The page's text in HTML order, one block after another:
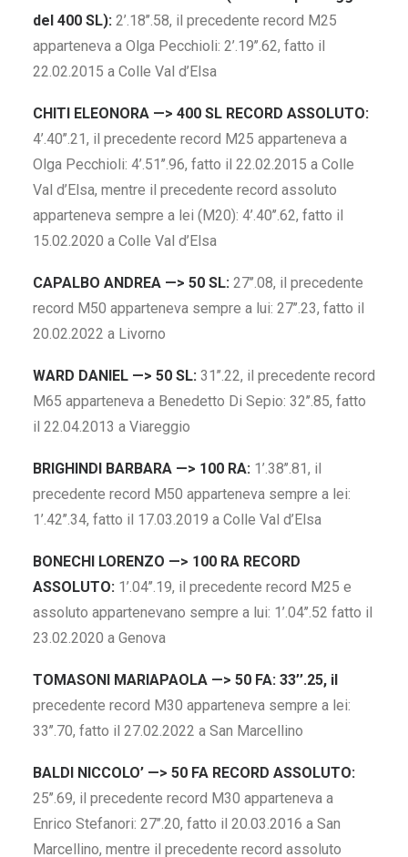
del 400 SL): 2’.18’’.58, il precedente record M25
apparteneva a Olga Pecchioli: 2’.19’’.62, fatto il
22.02.2015 a Colle Val d’Elsa
CHITI ELEONORA —> 400 SL RECORD ASSOLUTO:
4’.40’’.21, il precedente record M25 apparteneva a
Olga Pecchioli: 4’.51’’.96, fatto il 22.02.2015 a Colle
Val d’Elsa, mentre il precedente record assoluto
apparteneva sempre a lei (M20): 4’.40’’.62, fatto il
15.02.2020 a Colle Val d’Elsa
CAPALBO ANDREA —> 50 SL: 27’’.08, il precedente
record M50 apparteneva sempre a lui: 27’’.23, fatto il
20.02.2022 a Livorno
WARD DANIEL —> 50 SL: 31’’.22, il precedente record
M65 apparteneva a Benedetto Di Sepio: 32’’.85, fatto
il 22.04.2013 a Viareggio
BRIGHINDI BARBARA —> 100 RA: 1’.38’’.81, il
precedente record M50 apparteneva sempre a lei:
1’.42’’.34, fatto il 17.03.2019 a Colle Val d’Elsa
BONECHI LORENZO —> 100 RA RECORD
ASSOLUTO: 1’.04’’.19, il precedente record M25 e
assoluto appartenevano sempre a lui: 1’.04’’.52 fatto il
23.02.2020 a Genova
TOMASONI MARIAPAOLA —> 50 FA: 33’’.25, il
precedente record M30 apparteneva sempre a lei:
33’’.70, fatto il 27.02.2022 a San Marcellino
BALDI NICCOLO’ —> 50 FA RECORD ASSOLUTO:
25’’.69, il precedente record M30 apparteneva a
Enrico Stefanori: 27’’.20, fatto il 20.03.2016 a San
Marcellino, mentre il precedente record assoluto